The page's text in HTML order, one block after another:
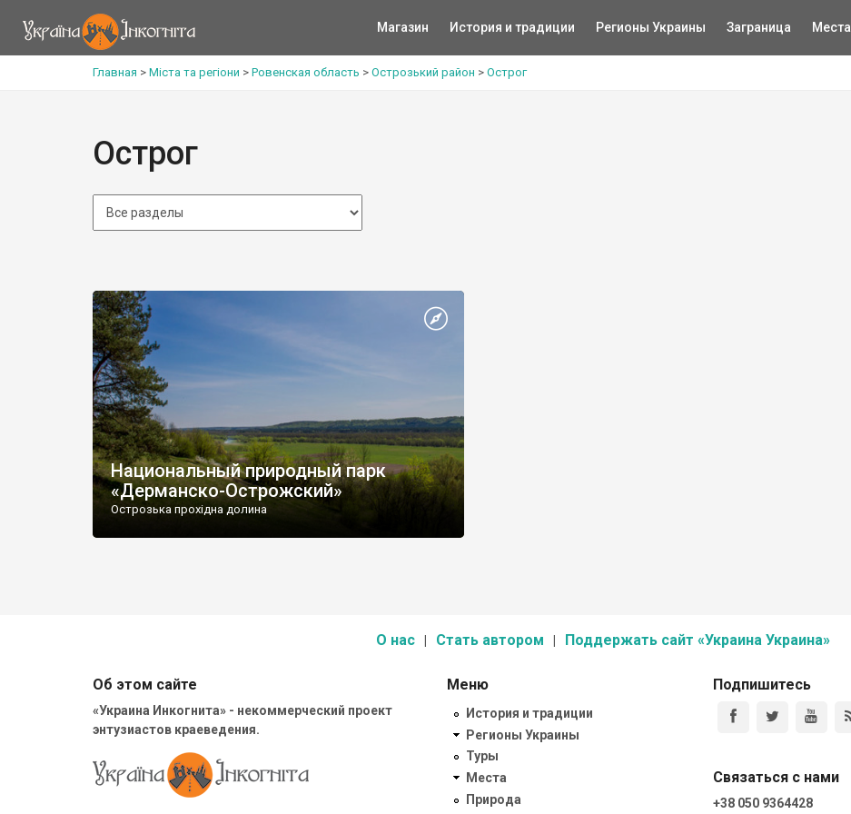
Магазин История и традиции Регионы Украины Заграница Места
Главная > Міста та регіони > Ровенская область > Острозький район > Острог
Острог
Национальный природный парк
«Дерманско-Острожский»
Острозька прохідна долина
О нас Стать автором Поддержать сайт «Украина Украина»
Об этом сайте
«Украина Инкогнита» - некоммерческий проект
энтузиастов краеведения.
Меню
История и традиции
Регионы Украины
Туры
Места
Природа
Подпишитесь
Связаться с нами
+38 050 9364428